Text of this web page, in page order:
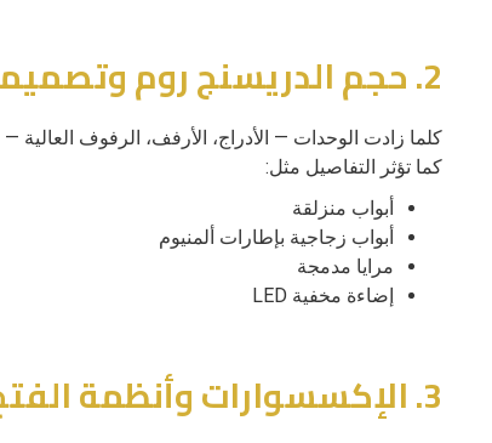
2. حجم الدريسنج روم وتصميمه
كلما زادت الوحدات — الأدراج، الأرفف، الرفوف العالية
كما تؤثر التفاصيل مثل:
أبواب منزلقة
أبواب زجاجية بإطارات ألمنيوم
مرايا مدمجة
إضاءة مخفية LED
3. الإكسسوارات وأنظمة الفتح